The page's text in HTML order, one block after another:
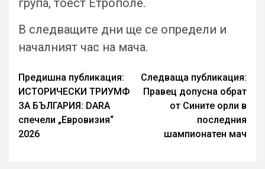
В следващите дни ще се определи и
началният час на мача.
Continue
Reading
Предишна публикация:
ИСТОРИЧЕСКИ ТРИУМФ
ЗА БЪЛГАРИЯ: DARA
спечели „Евровизия“
2026
Следваща публикация:
Правец допусна обрат
от Сините орли в
последния
шампионатен мач